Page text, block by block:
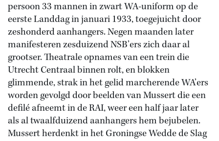
persoon 33 mannen in zwart WA-uniform op de
eerste Landdag in januari 1933, toegejuicht door
zeshonderd aanhangers. Negen maanden later
manifesteren zesduizend NSB’ers zich daar al
grootser. Theatrale opnames van een trein die
Utrecht Centraal binnen rolt, en blokken
glimmende, strak in het gelid marcherende WA’ers
worden gevolgd door beelden van Mussert die een
defilé afneemt in de RAI, weer een half jaar later
als al twaalfduizend aanhangers hem bejubelen.
Mussert herdenkt in het Groningse Wedde de Slag